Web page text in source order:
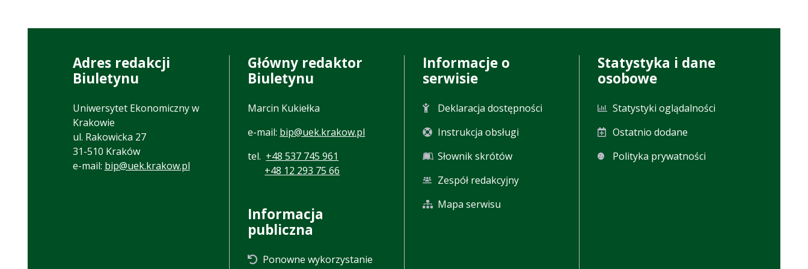
Adres redakcji
Biuletynu
Uniwersytet Ekonomiczny w
Krakowie
ul. Rakowicka 27
31-510 Kraków
e-mail: bip@uek.krakow.pl
Główny redaktor
Biuletynu
Marcin Kukiełka
e-mail: bip@uek.krakow.pl
tel. +48 537 745 961
+48 12 293 75 66
Informacja
publiczna
Ponowne wykorzystanie
Informacje o
serwisie
Deklaracja dostępności
Instrukcja obsługi
Słownik skrótów
Zespół redakcyjny
Mapa serwisu
Statystyka i dane
osobowe
Statystyki oglądalności
Ostatnio dodane
Polityka prywatności